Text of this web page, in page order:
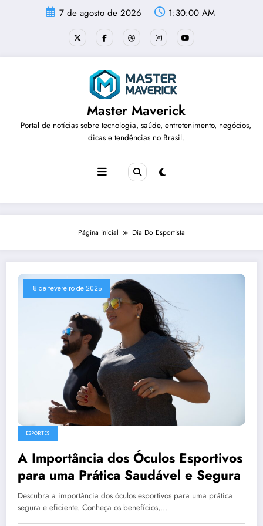
7 de agosto de 2026 1:30:00 AM
Master Maverick
Portal de notícias sobre tecnologia, saúde, entretenimento, negócios,
dicas e tendências no Brasil.
Página inicial Dia Do Esportista
18 de fevereiro de 2025
ESPORTES
A Importância dos Óculos Esportivos
para uma Prática Saudável e Segura
Descubra a importância dos óculos esportivos para uma prática
segura e eficiente. Conheça os benefícios,…